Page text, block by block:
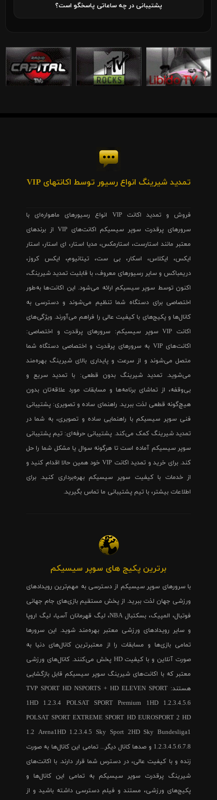
پشتیبانی در چه ساعاتی پاسخگو است؟
تمدید شیرینگ انواع رسیور توسط اکانتهای VIP
فروش و تمدید اکانت VIP انواع رسیورهای ماهواره‌ای با
سرورهای پرقدرت سوپر سیسیکم اکانت‌های VIP از برندهای
معتبر مانند استارست، استارمکس، مدیا استار، ای استار، استار
ایکس، ایکلاس، اسکار، بی ست، تیتانیوم، ایکس کروز،
دریمباکس و سایر رسیورهای معروف، با قابلیت تمدید شیرینگ،
اکنون توسط سوپر سیسیکم ارائه می‌شود. این اکانت‌ها به‌طور
اختصاصی برای دستگاه شما تنظیم می‌شوند و دسترسی به
کانال‌ها و پکیج‌های با کیفیت عالی را فراهم می‌آورند. ویژگی‌های
اکانت VIP سوپر سیسیکم: سرورهای پرقدرت و اختصاصی:
اکانت‌های VIP به سرورهای پرقدرت و اختصاصی دستگاه شما
متصل می‌شوند و از سرعت و پایداری بالای شیرینگ بهره‌مند
می‌شوید. تمدید شیرینگ بدون قطعی: با تمدید سریع و
بی‌وقفه، از تماشای برنامه‌ها و مسابقات مورد علاقه‌تان بدون
هیچ‌گونه قطعی لذت ببرید. راهنمای ساده و تصویری: پشتیبانی
فنی سوپر سیسیکم با راهنمایی ساده و تصویری، به شما در
تمدید شیرینگ کمک می‌کند. پشتیبانی حرفه‌ای: تیم پشتیبانی
سوپر سیسیکم آماده است تا هرگونه سوال یا مشکل شما را حل
کند. برای خرید و تمدید اکانت VIP خود همین حالا اقدام کنید و
از خدمات با کیفیت سوپر سیسیکم بهره‌برداری کنید. برای
اطلاعات بیشتر، با تیم پشتیبانی ما تماس بگیرید.
برترین پکیج های سوپر سیسیکم
با سرورهای سوپر سیسیکم از دسترسی به مهم‌ترین رویدادهای
ورزشی جهان لذت ببرید. از پخش مستقیم بازی‌های جام جهانی
فوتبال، المپیک، بسکتبال NBA، لیگ قهرمانان آسیا، لیگ اروپا
و سایر رویدادهای ورزشی معتبر بهره‌مند شوید. این سرورها
تمامی بازی‌ها و مسابقات را از معتبرترین کانال‌های دنیا به
صورت آنلاین و با کیفیت HD پخش می‌کنند. کانال‌های ورزشی
معتبر که با اکانت‌های شیرینگ سوپر سیسیکم قابل بازگشایی
هستند: TVP SPORT HD NSPORTS + HD ELEVEN SPORT
1HD 1.2.3.4 POLSAT SPORT Premium 1HD 1.2.3.4.5.6
POLSAT SPORT EXTREME SPORT HD EUROSPORT 2 HD
1.2 Arena1HD 1.2.3.4.5 Sky Sport 2HD Sky Bundesliga1
1.2.3.4.5.6.7.8 و صدها کانال دیگر... تمامی این کانال‌ها به صورت
زنده و با کیفیت عالی، در دسترس شما قرار دارند. با اکانت‌های
شیرینگ پرقدرت سوپر سیسیکم به تمامی این کانال‌ها و
پکیج‌های ورزشی، مستند و فیلم دسترسی داشته باشید و از